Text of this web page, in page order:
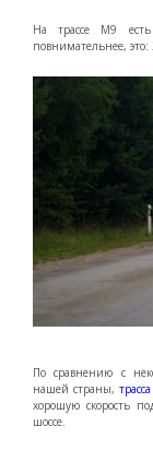
На трассе М9 есть
повнимательнее,
По сравнению с
нашей страны,трасса
хорошую скорость
шоссе.